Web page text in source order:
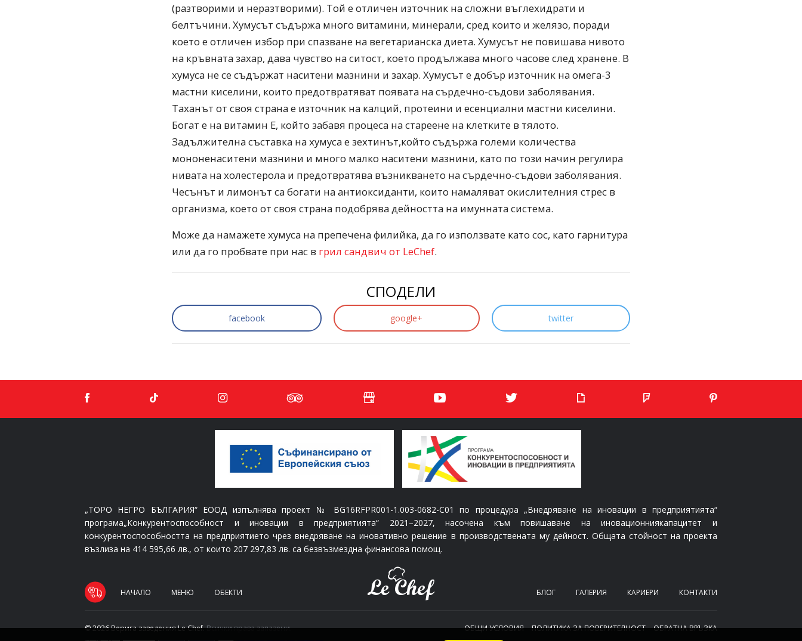
(разтворими и неразтворими). Той е отличен източник на сложни въглехидрати и
белтъчини. Хумусът съдържа много витамини, минерали, сред които и желязо, поради
което е отличен избор при спазване на вегетарианска диета. Хумусът не повишава нивото
на кръвната захар, дава чувство на ситост, което продължава много часове след хранене. В
хумуса не се съдържат наситени мазнини и захар. Хумусът е добър източник на омега-3
мастни киселини, които предотвратяват появата на сърдечно-съдови заболявания.
Таханът от своя страна е източник на калций, протеини и есенциални мастни киселини.
Богат е на витамин Е, който забавя процеса на стареене на клетките в тялото.
Задължителна съставка на хумуса е зехтинът,който съдържа големи количества
мононенаситени мазнини и много малко наситени мазнини, като по този начин регулира
нивата на холестерола и предотвратява възникването на сърдечно-съдови заболявания.
Чесънът и лимонът са богати на антиоксиданти, които намаляват окислителния стрес в
организма, което от своя страна подобрява дейността на имунната система.
Може да намажете хумуса на препечена филийка, да го използвате като сос, като гарнитура
или да го пробвате при нас в грил сандвич от LeChef.
СПОДЕЛИ
facebook google+ twitter
„ТОРО НЕГРО БЪЛГАРИЯ“ ЕООД изпълнява проект № BG16RFPR001-1.003-0682-C01 по процедура „Внедряване на иновации в предприятията“
програма„Конкурентоспособност и иновации в предприятията“ 2021–2027, насочена към повишаване на иновационниякапацитет и
конкурентоспособността на предприятието чрез внедряване на иновативно решение в производствената му дейност. Общата стойност на проекта
възлиза на 414 595,66 лв., от които 207 297,83 лв. са безвъзмездна финансова помощ.
НАЧАЛО МЕНЮ ОБЕКТИ БЛОГ ГАЛЕРИЯ КАРИЕРИ КОНТАКТИ
© 2026 Верига заведения Le Chef.Всички права запазени. ОБЩИ УСЛОВИЯ ПОЛИТИКА ЗА ПОВЕРИТЕЛНОСТ ОБРАТНА ВРЪЗКА